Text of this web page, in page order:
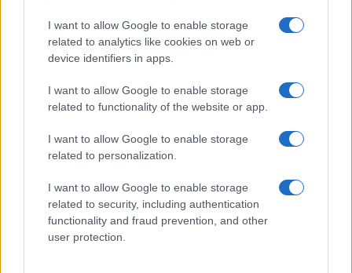
I want to allow Google to enable storage
related to analytics like cookies on web or
device identifiers in apps.
I want to allow Google to enable storage
related to functionality of the website or app.
I want to allow Google to enable storage
related to personalization.
I want to allow Google to enable storage
related to security, including authentication
functionality and fraud prevention, and other
user protection.
sospeso ma l’inizio di un nuovo inizio
. Non
sappiamo, ovviamente, se sarebbe bastato. Ma è
pochissimo — quel “non abbiamo avuto il tempo
di dircelo”, come lo definisce Fabiola stessa — a
rendere questa ipotesi tanto struggente quanto
impossibile da verificare.